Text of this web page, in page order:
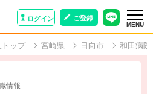
ログイン ご登録
MENU
ップ 宮崎県 日向市 和田病院
情報-